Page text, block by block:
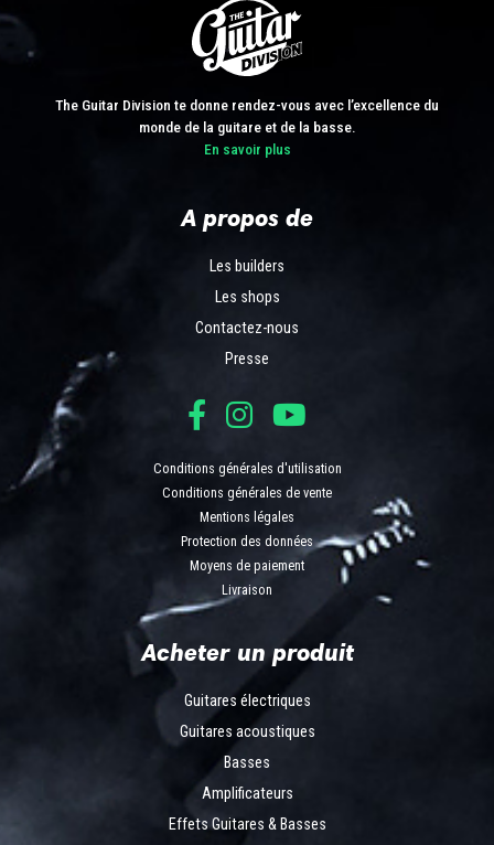
The Guitar Division te donne rendez-vous avec l’excellence du
monde de la guitare et de la basse.
En savoir plus
A propos de
Les builders
Les shops
Contactez-nous
Presse
Conditions générales d'utilisation
Conditions générales de vente
Mentions légales
Protection des données
Moyens de paiement
Livraison
Acheter un produit
Guitares électriques
Guitares acoustiques
Basses
Amplificateurs
Effets Guitares & Basses